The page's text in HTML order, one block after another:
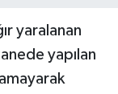
yaralanan
yapılan